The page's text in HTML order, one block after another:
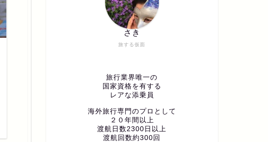
旅する仮面
さき
旅行業界唯一の
国家資格を有する
レアな添乗員
海外旅行専門のプロとして
２０年間以上
渡航日数2300日以上
渡航回数約300回